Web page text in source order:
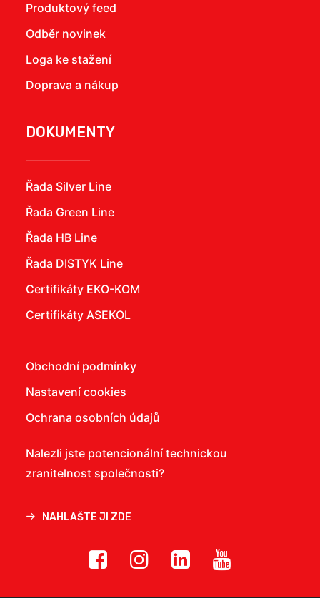
Produktový feed
Odběr novinek
Loga ke stažení
Doprava a nákup
DOKUMENTY
Řada Silver Line
Řada Green Line
Řada HB Line
Řada DISTYK Line
Certifikáty EKO-KOM
Certifikáty ASEKOL
Obchodní podmínky
Nastavení cookies
Ochrana osobních údajů
Nalezli jste potencionální technickou
zranitelnost společnosti?
NAHLAŠTE JI ZDE